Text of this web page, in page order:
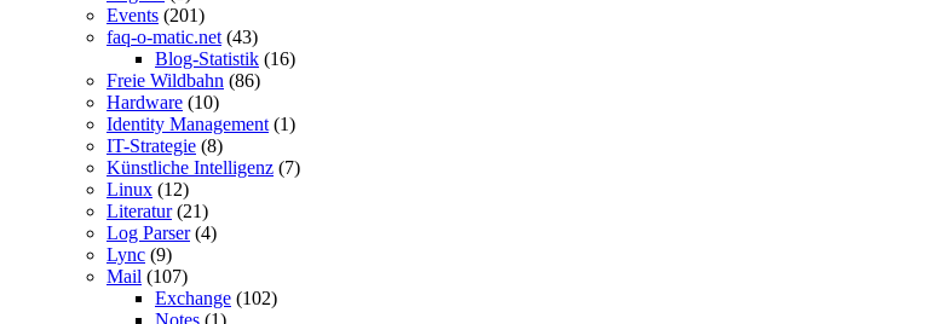
Events (201)
faq-o-matic.net (43)
Blog-Statistik (16)
Freie Wildbahn (86)
Hardware (10)
Identity Management (1)
IT-Strategie (8)
Künstliche Intelligenz (7)
Linux (12)
Literatur(21)
Log Parser(4)
Lync (9)
Mail (107)
Exchange (102)
Notes (1)